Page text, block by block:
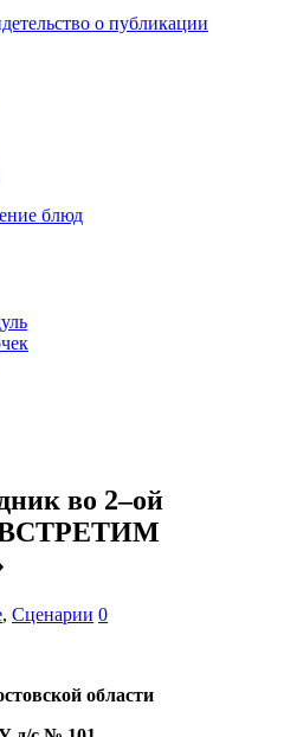
о публикации
блюд
во 2–ой
, Сценарии 0
области